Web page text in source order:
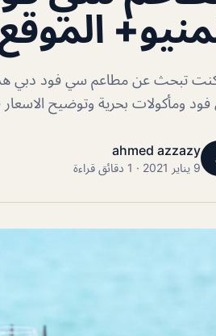
كنت تبحث عن مطاعم سي فود دبي
ومأكولات بحرية وتوضيح
ahmed azzazy
9 يناير 2021 · 1 دقائق قراءة